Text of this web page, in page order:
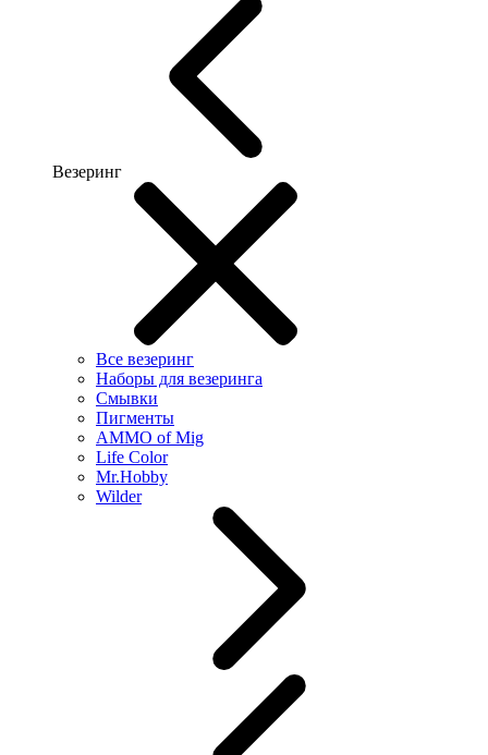
Везеринг
Все везеринг
Наборы для везеринга
Смывки
Пигменты
AMMO of Mig
Life Color
Mr.Hobby
Wilder